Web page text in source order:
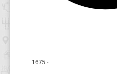
1675 ·